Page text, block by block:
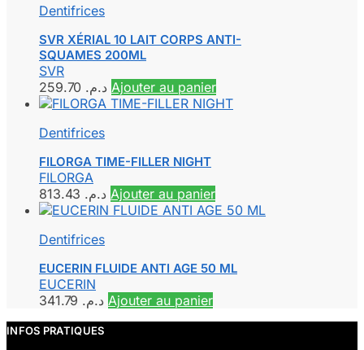
Dentifrices
SVR XÉRIAL 10 LAIT CORPS ANTI-
SQUAMES 200ML
SVR
د.م. Ajouter au panier
Dentifrices
FILORGA TIME-FILLER NIGHT
FILORGA
د.م. Ajouter au panier
Dentifrices
EUCERIN FLUIDE ANTI AGE 50 ML
EUCERIN
د.م. Ajouter au panier
INFOS PRATIQUES